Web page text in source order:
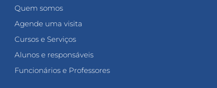
Quem somos
Agende uma visita
Cursos e Serviços
Alunos e responsáveis
Funcionários e Professores